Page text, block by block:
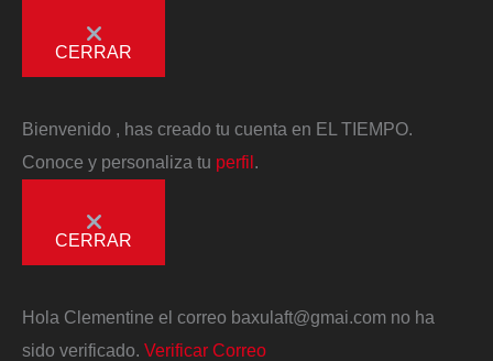
CERRAR
Bienvenido
, has creado tu cuenta en EL TIEMPO.
Conoce y personaliza tu perfil
CERRAR
Hola Clementine el correo baxulaft@gmai.com no ha
sido verificado. Verificar Correo